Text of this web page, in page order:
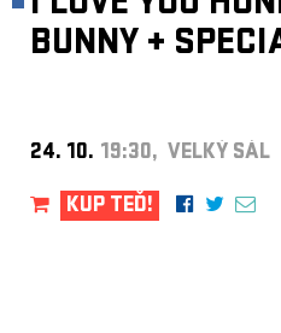
BUNNY +
24. 10. 19:30, VELKÝ SÁL
KUP TEĎ!